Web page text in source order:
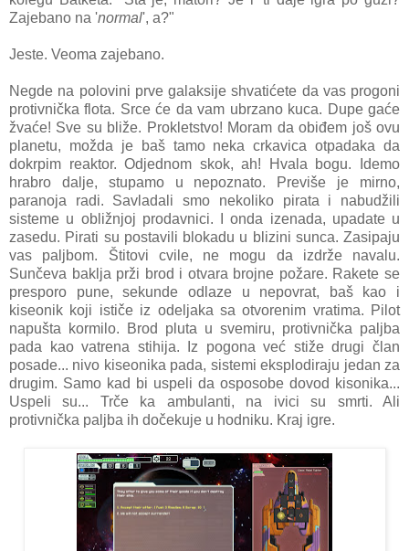
Zajebano na 'normal', a?"
Jeste. Veoma zajebano.
Negde na polovini prve galaksije shvatićete da vas progoni
protivnička flota. Srce će da vam ubrzano kuca. Dupe gaće
žvaće! Sve su bliže. Prokletstvo! Moram da obiđem još ovu
planetu, možda je baš tamo neka crkavica otpadaka da
dokrpim reaktor. Odjednom skok, ah! Hvala bogu. Idemo
hrabro dalje, stupamo u nepoznato. Previše je mirno,
paranoja radi. Savladali smo nekoliko pirata i nabudžili
sisteme u obližnjoj prodavnici. I onda izenada, upadate u
zasedu. Pirati su postavili blokadu u blizini sunca. Zasipaju
vas paljbom. Štitovi cvile, ne mogu da izdrže navalu.
Sunčeva baklja prži brod i otvara brojne požare. Rakete se
presporo pune, sekunde odlaze u nepovrat, baš kao i
kiseonik koji ističe iz odeljaka sa otvorenim vratima. Pilot
napušta kormilo. Brod pluta u svemiru, protivnička paljba
pada kao vatrena stihija. Iz pogona već stiže drugi član
posade... nivo kiseonika pada, sistemi eksplodiraju jedan za
drugim. Samo kad bi uspeli da osposobe dovod kisonika...
Uspeli su... Trče ka ambulanti, na ivici su smrti. Ali
protivnička paljba ih dočekuje u hodniku. Kraj igre.